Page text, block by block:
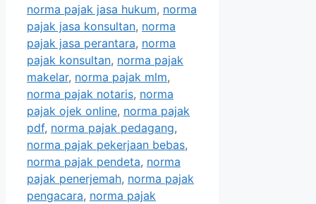
norma pajak jasa hukum, norma
pajak jasa konsultan, norma
pajak jasa perantara, norma
pajak konsultan, norma pajak
makelar, norma pajak mlm,
norma pajak notaris, norma
pajak ojek online, norma pajak
pdf, norma pajak pedagang,
norma pajak pekerjaan bebas,
norma pajak pendeta, norma
pajak penerjemah, norma pajak
pengacara, norma pajak